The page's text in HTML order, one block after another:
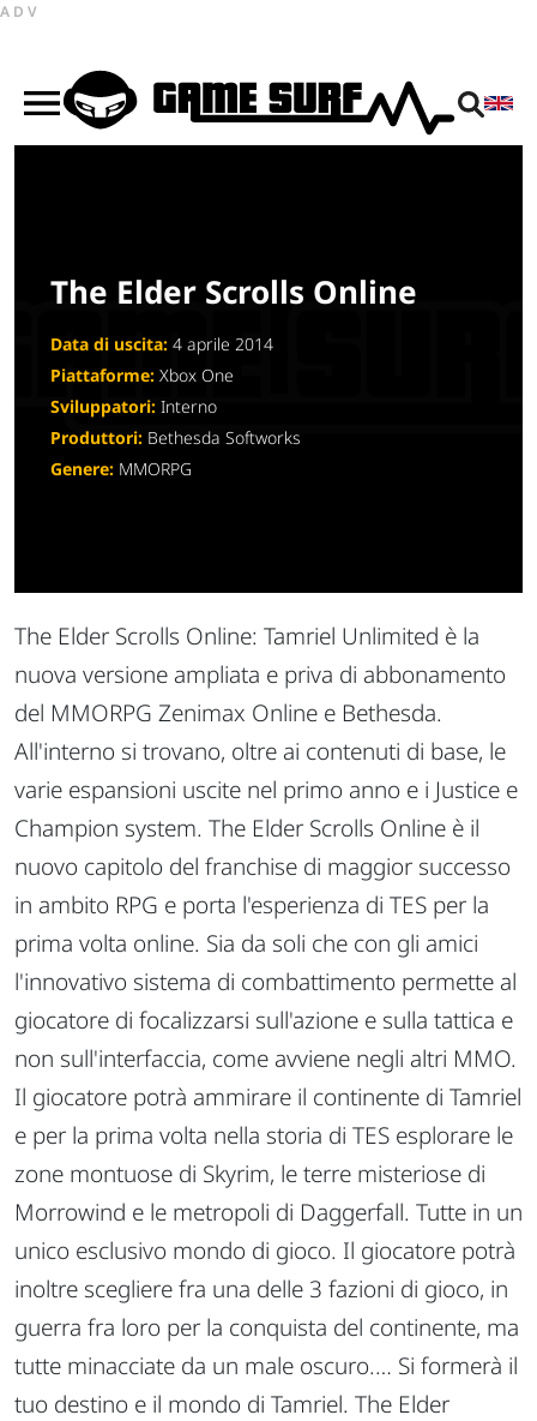
ADV
The Elder Scrolls Online
Data di uscita: 4 aprile 2014
Piattaforme: Xbox One
Sviluppatori: Interno
Produttori: Bethesda Softworks
Genere: MMORPG
The Elder Scrolls Online: Tamriel Unlimited è la
nuova versione ampliata e priva di abbonamento
del MMORPG Zenimax Online e Bethesda.
All'interno si trovano, oltre ai contenuti di base, le
varie espansioni uscite nel primo anno e i Justice e
Champion system. The Elder Scrolls Online è il
nuovo capitolo del franchise di maggior successo
in ambito RPG e porta l'esperienza di TES per la
prima volta online. Sia da soli che con gli amici
l'innovativo sistema di combattimento permette al
giocatore di focalizzarsi sull'azione e sulla tattica e
non sull'interfaccia, come avviene negli altri MMO.
Il giocatore potrà ammirare il continente di Tamriel
e per la prima volta nella storia di TES esplorare le
zone montuose di Skyrim, le terre misteriose di
Morrowind e le metropoli di Daggerfall. Tutte in un
unico esclusivo mondo di gioco. Il giocatore potrà
inoltre scegliere fra una delle 3 fazioni di gioco, in
guerra fra loro per la conquista del continente, ma
tutte minacciate da un male oscuro.… Si formerà il
tuo destino e il mondo di Tamriel. The Elder